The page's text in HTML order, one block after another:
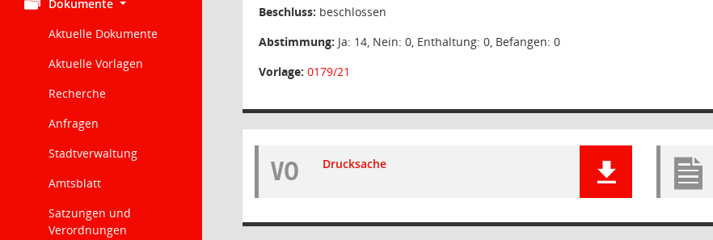
Dokumente
Aktuelle Dokumente
Aktuelle Vorlagen
Recherche
Anfragen
Stadtverwaltung
Amtsblatt
Satzungen und
Verordnungen
Beschluss: beschlossen
Abstimmung: Ja: 14, Nein: 0, Enthaltung: 0, Befangen: 0
Vorlage: 0179/21
VO Drucksache